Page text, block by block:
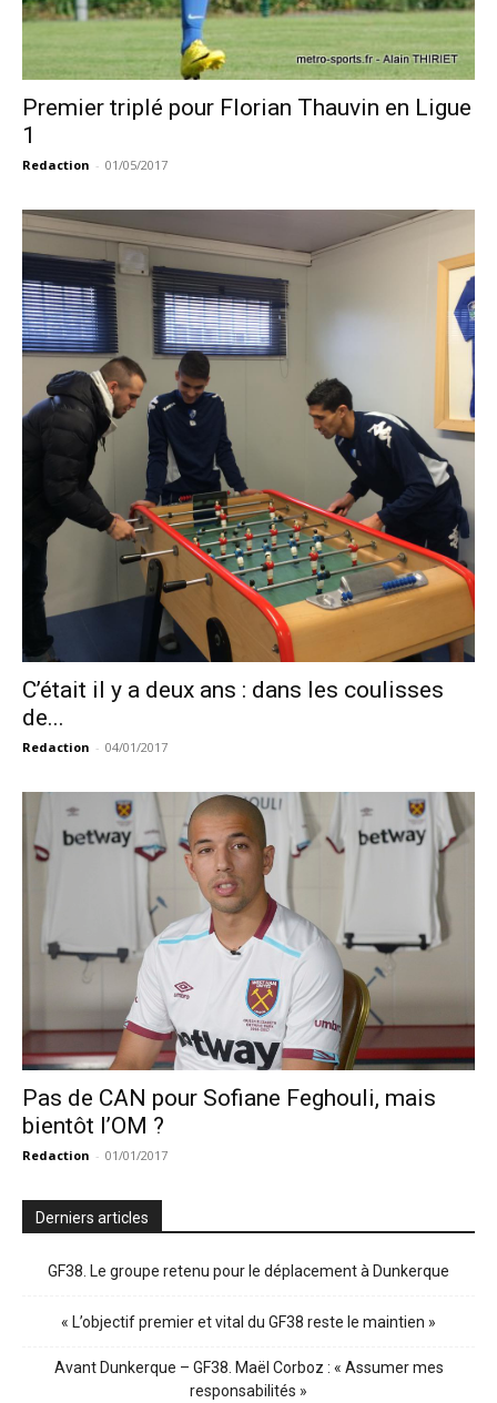
Premier triplé pour Florian Thauvin en Ligue
1
Redaction - 01/05/2017
C’était il y a deux ans : dans les coulisses
de...
Redaction - 04/01/2017
Pas de CAN pour Sofiane Feghouli, mais
bientôt l’OM ?
Redaction - 01/01/2017
Derniers articles
GF38. Le groupe retenu pour le déplacement à Dunkerque
« L’objectif premier et vital du GF38 reste le maintien »
Avant Dunkerque – GF38. Maël Corboz : « Assumer mes
responsabilités »